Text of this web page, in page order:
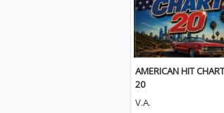
AMERICAN HIT CHART
20
V.A.